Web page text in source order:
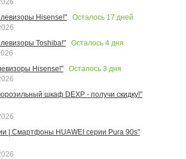
Hisense!"
Осталось 17 дней
Toshiba!"
Осталось 4 дня
Hisense!"
Осталось 3 дня
шкаф DEXP - получи скидку!"
| Смартфоны HUAWEI серии Pura 90s"